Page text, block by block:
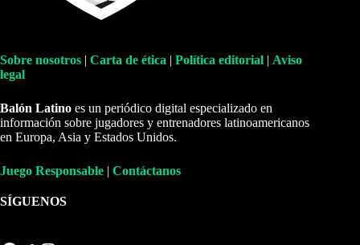
Sobre nosotros | Carta de ética | Política editorial | Aviso
legal
Balón Latino es un periódico digital especializado en
información sobre jugadores y entrenadores latinoamericanos
en Europa, Asia y Estados Unidos.
Juego Responsable | Contáctanos
SÍGUENOS